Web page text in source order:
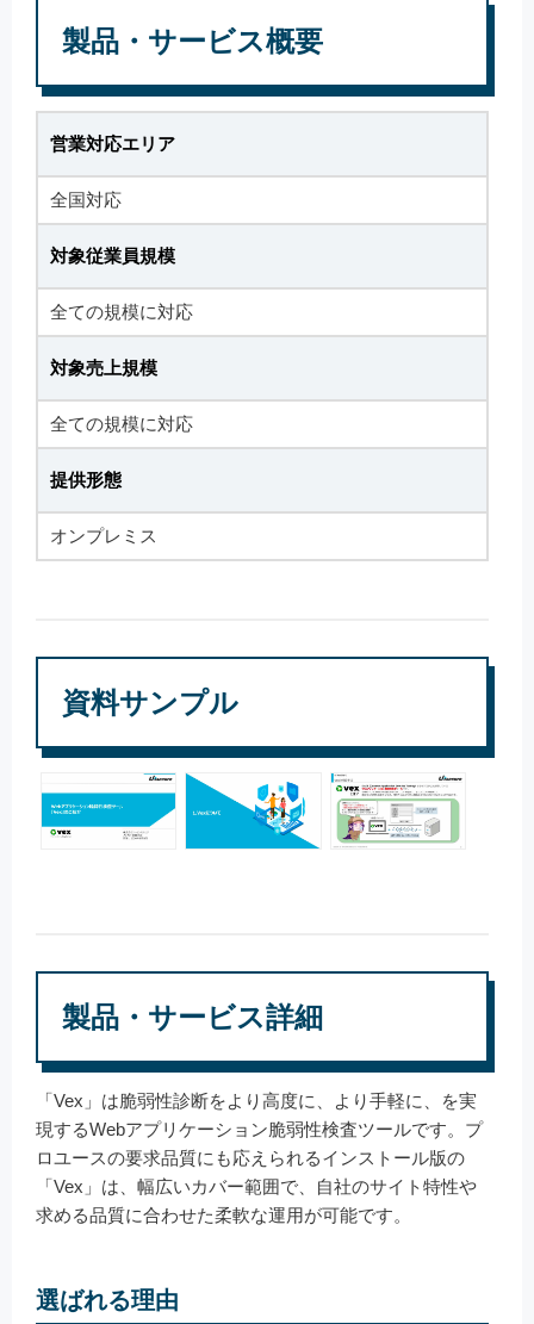
製品・サービス概要
営業対応エリア
全国対応
対象従業員規模
全ての規模に対応
対象売上規模
全ての規模に対応
提供形態
オンプレミス
資料サンプル
製品・サービス詳細
「Vex」は脆弱性診断をより高度に、より手軽に、を実
現するWebアプリケーション脆弱性検査ツールです。プ
ロユースの要求品質にも応えられるインストール版の
「Vex」は、幅広いカバー範囲で、自社のサイト特性や
求める品質に合わせた柔軟な運用が可能です。
選ばれる理由